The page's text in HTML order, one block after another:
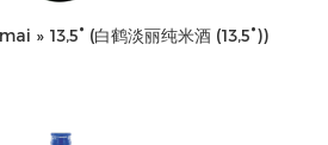
» 13,5° (白鹤淡丽纯米酒 (13,5°))